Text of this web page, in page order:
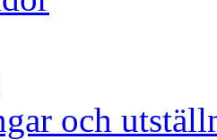
och